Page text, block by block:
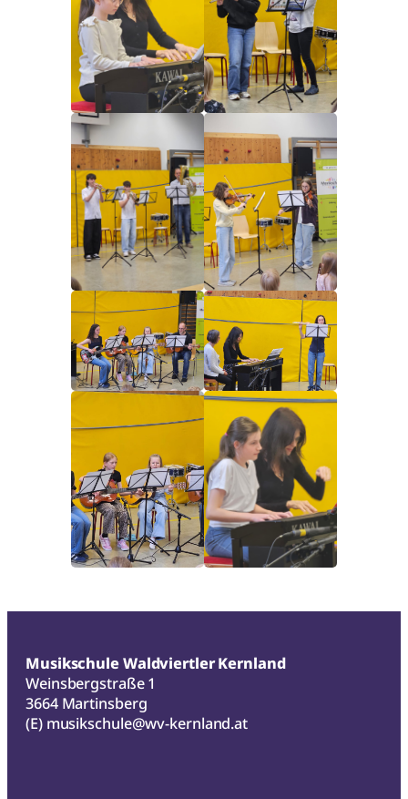
Musikschule Waldviertler Kernland
Weinsbergstraße 1
3664 Martinsberg
(E) musikschule@wv-kernland.at